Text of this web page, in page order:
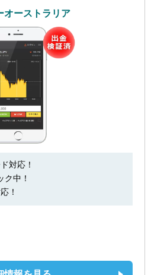
オーストラリア
対応！
ク中！
！